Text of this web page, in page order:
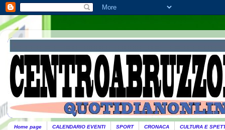
Home page CALENDARIO EVENTI SPORT CRONACA
CULTURA E